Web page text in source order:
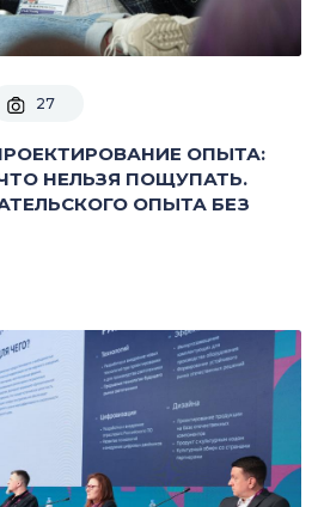
27
ОПЫТА:
НЕЛЬЗЯ ПОЩУПАТЬ.
ОПЫТА БЕЗ